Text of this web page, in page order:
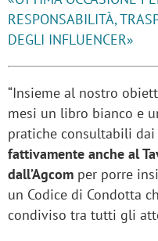
RESPONSABILITÀ,
DEGLI INFLUENCER»
“Insieme al nostro
mesi un libro bianco e
pratiche consultabili dai
fattivamente anche al
dall’Agcom per porre
un Codice di Condotta
condiviso tra tutti gli